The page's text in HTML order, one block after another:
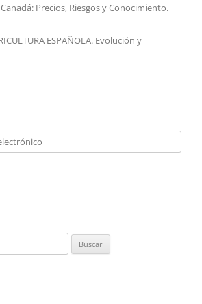
Precios, Riesgos y Conocimiento.
ESPAÑOLA. Evolución y